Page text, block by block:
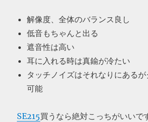
解像度、全体のバランス良し
低音もちゃんと出る
遮音性は高い
耳に入れる時は真鍮が冷たい
タッチノイズはそれなりにある
可能
SE215買うなら絶対こっちがいいで